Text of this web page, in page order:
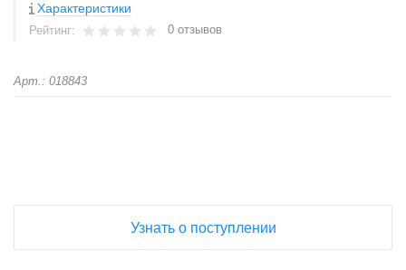
Характеристики
Рейтинг: 0 отзывов
Арт.: 018843
Узнать о поступлении